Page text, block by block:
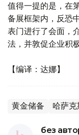
值得一提的是，在
备展框架内，反恐
表门进行了会面，
法，并敦促企业积
【编译：达娜】
黄金储备 哈萨克
без